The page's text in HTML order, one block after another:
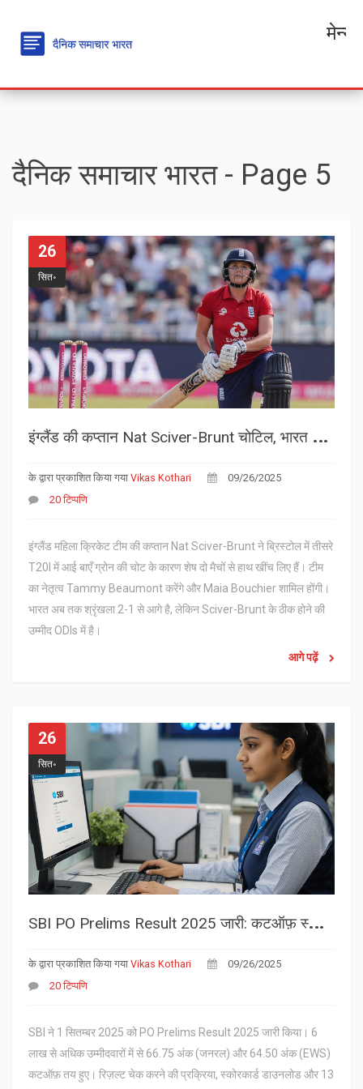
मेन्यू
दैनिक समाचार भारत - Page 5
26
सित॰
इ
ंग्लैंड की कप्तान Nat Sciver-Brunt चोटिल, भारत के खिलाफ शेष T20I से बाहर
के द्वारा प्रकाशित किया गया Vikas Kothari
09/26/2025
20 टिप्पणि
इंग्लैंड महिला क्रिकेट टीम की कप्तान Nat Sciver-Brunt ने ब्रिस्टोल में तीसरे
T20I में आई बाएँ ग्रोन की चोट के कारण शेष दो मैचों से हाथ खींच लिए हैं। टीम
का नेतृत्व Tammy Beaumont करेंगे और Maia Bouchier शामिल होंगी।
भारत अब तक श्रृंखला 2-1 से आगे है, लेकिन Sciver-Brunt के ठीक होने की
उम्मीद ODIs में है।
आगे पढ़ें
26
सित॰
S
BI PO Prelims Result 2025 जारी: कटऑफ़ स्कोर, रिज़ल्ट चेक और Main Exam की पूरी जानकारी
के द्वारा प्रकाशित किया गया Vikas Kothari
09/26/2025
20 टिप्पणि
SBI ने 1 सितम्बर 2025 को PO Prelims Result 2025 जारी किया। 6
लाख से अधिक उम्मीदवारों में से 66.75 अंक (जनरल) और 64.50 अंक (EWS)
कटऑफ़ तय हुए। रिज़ल्ट चेक करने की प्रक्रिया, स्कोरकार्ड डाउनलोड और 13